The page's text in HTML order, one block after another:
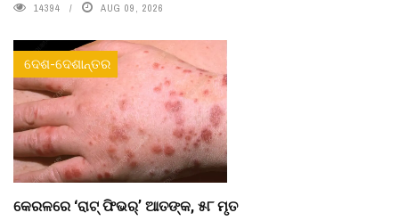
14394 AUG 09, 2026
ଦେଶ-ଦେଶାନ୍ତର
କେରଳରେ ‘ରାଟ୍ ଫିଭର୍’ ଆତଙ୍କ, ୫୮ ମୃତ